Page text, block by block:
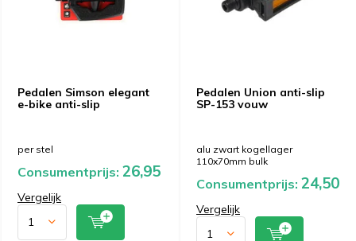
Pedalen Simson elegant
e-bike anti-slip
per stel
Consumentprijs: 26,95
Vergelijk
Pedalen Union anti-slip
SP-153 vouw
alu zwart kogellager
110x70mm bulk
Consumentprijs: 24,50
Vergelijk